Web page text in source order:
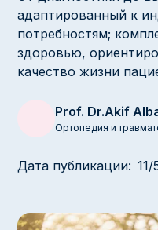
адаптированный к
потребностям;
здоровью,
качество жизни
Prof. Dr.Akif
Ортопедия и
Дата публикации: